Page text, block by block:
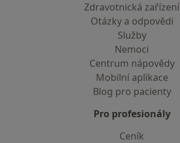
Zdravotnická zařízení
Otázky a odpovědi
Služby
Nemoci
Centrum nápovědy
Mobilní aplikace
Blog pro pacienty
Pro profesionály
Ceník